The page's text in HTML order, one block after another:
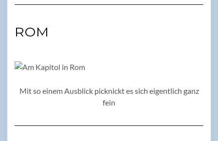
ROM
Mit so einem Ausblick picknickt es sich eigentlich ganz
fein